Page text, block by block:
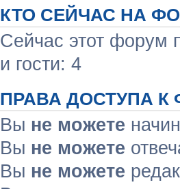
КТО СЕЙЧАС НА
Сейчас этот форум
и гости: 4
ПРАВА ДОСТУПА К
Вы не можете
Вы не можете
Вы не можете